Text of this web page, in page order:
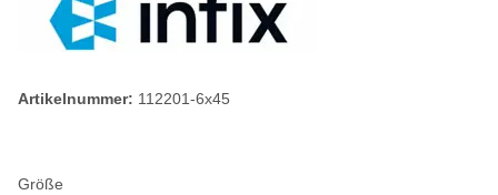
Artikelnummer: 112201-6x45
Größe